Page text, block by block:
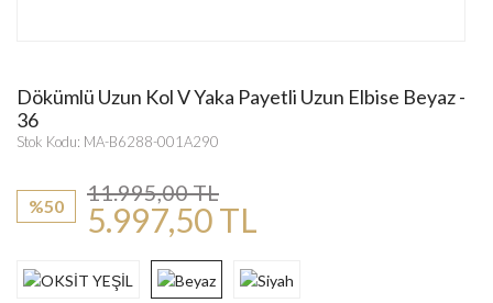
Dökümlü Uzun Kol V Yaka Payetli Uzun Elbise Beyaz -
36
Stok Kodu: MA-B6288-001A290
%50
11.995,00 TL
5.997,50 TL